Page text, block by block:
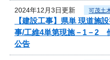
2024年12月3日更新 可茂土
【建設工事】県単 現道施
事/工維4単第現施－1－2
公告